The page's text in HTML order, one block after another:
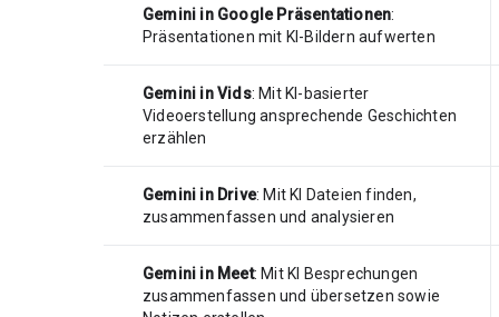
Gemini in Google Präsentationen:
Präsentationen mit KI-Bildern aufwerten
Gemini in Vids: Mit KI-basierter
Videoerstellung ansprechende Geschichten
erzählen
Gemini in Drive: Mit KI Dateien finden,
zusammenfassen und analysieren
Gemini in Meet: Mit KI Besprechungen
zusammenfassen und übersetzen sowie